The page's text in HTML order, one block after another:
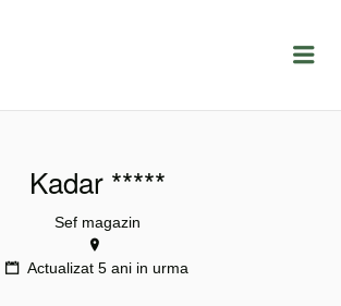
LOCURIDEMUNCACLUJ.NET
Kadar *****
Sef magazin
Actualizat 5 ani in urma